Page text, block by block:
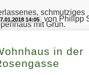
14:05 von Philipp
in der